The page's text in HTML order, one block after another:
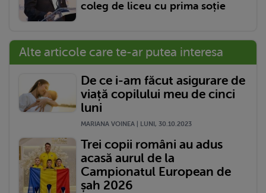
coleg de liceu cu prima soție
Alte articole care te-ar putea interesa
De ce i-am făcut asigurare de
viață copilului meu de cinci
luni
MARIANA VOINEA | LUNI, 30.10.2023
Trei copii români au adus
acasă aurul de la
Campionatul European de
șah 2026